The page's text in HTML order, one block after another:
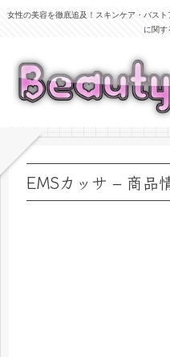
女性の美容を徹底追及！スキンケア・バス
に関す
EMSカッサ – 商品